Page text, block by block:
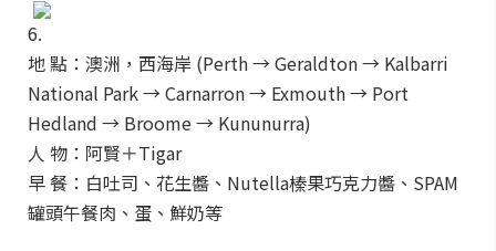
6.
地 點：澳洲，西海岸 (Perth → Geraldton → Kalbarri
National Park → Carnarron → Exmouth → Port
Hedland → Broome → Kununurra)
人 物：阿賢＋Tigar
早 餐：白吐司、花生醬、Nutella榛果巧克力醬、SPAM
罐頭午餐肉、蛋、鮮奶等